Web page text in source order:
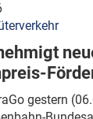
gestern